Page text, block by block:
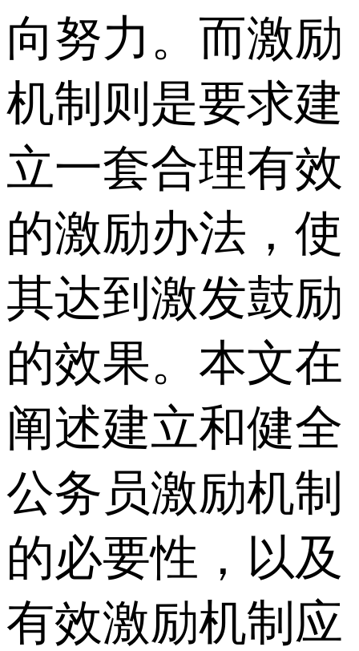
向努力。而激励
机制则是要求建
立一套合理有效
的激励办法，使
其达到激发鼓励
的效果。本文在
阐述建立和健全
公务员激励机制
的必要性，以及
有效激励机制应